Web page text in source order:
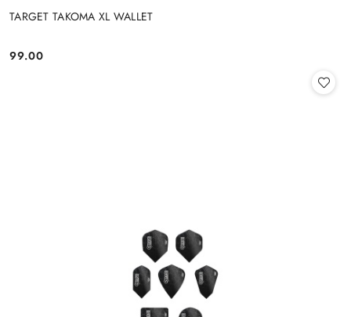
TARGET TAKOMA XL WALLET
Cena:
99.00